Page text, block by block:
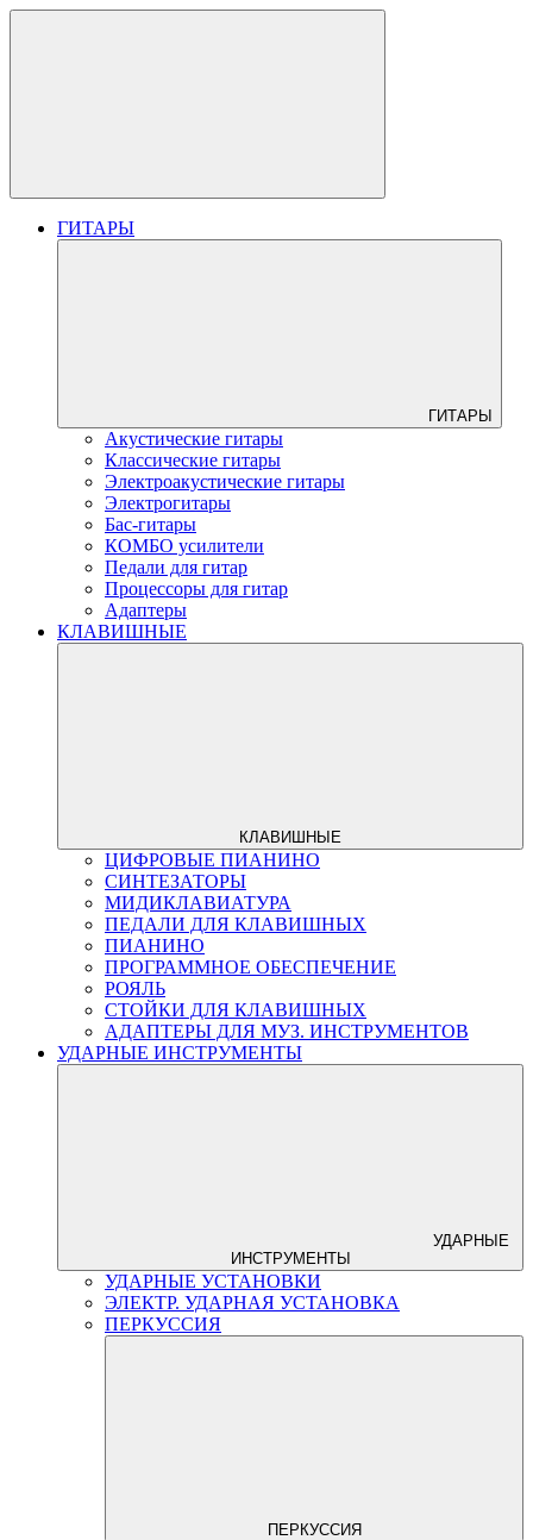
ГИТАРЫ
ГИТАРЫ
Акустические гитары
Классические гитары
Электроакустические гитары
Электрогитары
Бас-гитары
КОМБО усилители
Педали для гитар
Процессоры для гитар
Адаптеры
КЛАВИШНЫЕ
КЛАВИШНЫЕ
ЦИФРОВЫЕ ПИАНИНО
СИНТЕЗАТОРЫ
МИДИКЛАВИАТУРА
ПЕДАЛИ ДЛЯ КЛАВИШНЫХ
ПИАНИНО
ПРОГРАММНОЕ ОБЕСПЕЧЕНИЕ
РОЯЛЬ
СТОЙКИ ДЛЯ КЛАВИШНЫХ
АДАПТЕРЫ ДЛЯ МУЗ. ИНСТРУМЕНТОВ
УДАРНЫЕ ИНСТРУМЕНТЫ
УДАРНЫЕ
ИНСТРУМЕНТЫ
УДАРНЫЕ УСТАНОВКИ
ЭЛЕКТР. УДАРНАЯ УСТАНОВКА
ПЕРКУССИЯ
ПЕРКУССИЯ